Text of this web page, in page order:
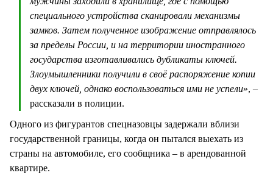
специального устройства сканировали механизмы
замков. Затем полученное изображение отправлялось
за пределы России, и на территории иностранного
государства изготавливались дубликаты ключей.
Злоумышленники получили в своё распоряжение копии
двух ключей, однако воспользоваться ими не успели», –
рассказали в полиции.
Одного из фигурантов спецназовцы задержали вблизи
государственной границы, когда он пытался выехать из
страны на автомобиле, его сообщника – в арендованной
квартире.